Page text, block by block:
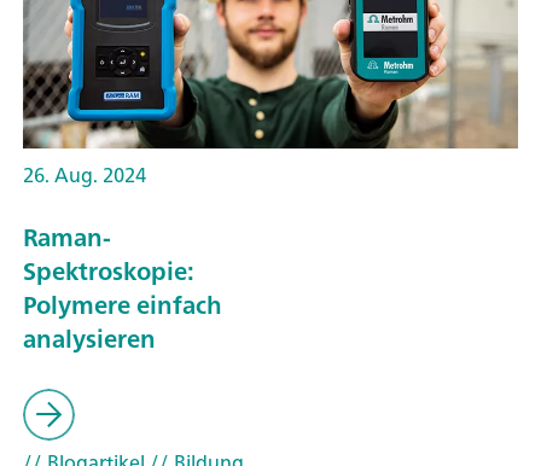
26. Aug. 2024
Raman-
Spektroskopie:
Polymere einfach
analysieren